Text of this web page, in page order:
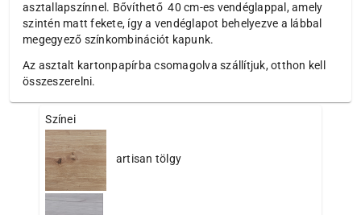
asztallapszínnel. Bővíthető 40 cm-es vendéglappal, amely
szintén matt fekete, így a vendéglapot behelyezve a lábbal
megegyező színkombinációt kapunk.
Az asztalt kartonpapírba csomagolva szállítjuk, otthon kell
összeszerelni.
Színei
artisan tölgy